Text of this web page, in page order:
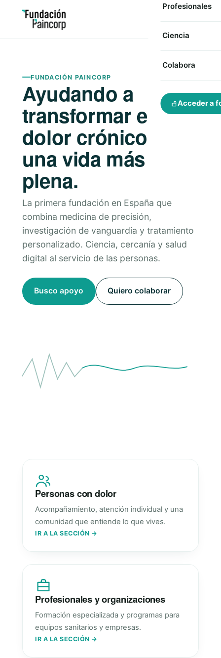
Profesionales
Ciencia
Colabora
Acceder a
FUNDACIÓN PAINCORP
Ayudando a
transformar el
dolor crónico en
una vida más
plena.
La primera fundación en España que
combina medicina de precisión,
investigación de vanguardia y tratamiento
personalizado. Ciencia, cercanía y salud
digital al servicio de las personas.
Busco apoyo Quiero colaborar
Personas con dolor
Acompañamiento, atención individual y una
comunidad que entiende lo que vives.
IR A LA SECCIÓN →
Profesionales y organizaciones
Formación especializada y programas para
equipos sanitarios y empresas.
IR A LA SECCIÓN →